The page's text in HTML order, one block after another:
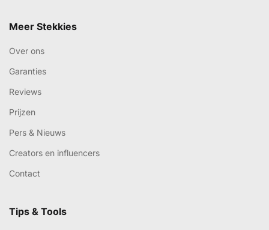
Meer Stekkies
Over ons
Garanties
Reviews
Prijzen
Pers & Nieuws
Creators en influencers
Contact
Tips & Tools